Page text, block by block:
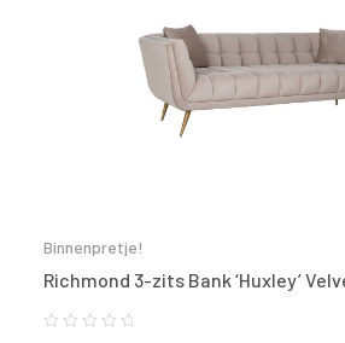
Binnenpretje!
Richmond 3-zits Bank ‘Huxley’